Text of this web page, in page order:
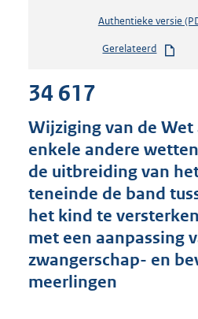
Authentieke versie
Gerelateerd
34 617
Wijziging van de Wet
enkele andere
de uitbreiding van
teneinde de band
het kind te
met een aanpassing
zwangerschap- en
meerlingen